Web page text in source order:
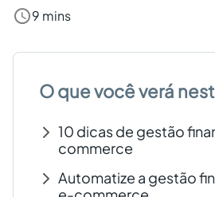
PT
9 mins
O que você verá
10 dicas de gestão
commerce
Automatize a gestão